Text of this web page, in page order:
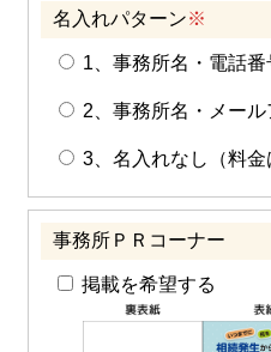
名入れパターン※
1、事務所名・電話
2、事務所名・メール
3、名入れなし（料金
事務所ＰＲコーナー
掲載を希望する